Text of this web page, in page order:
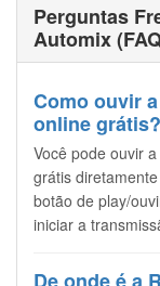
Perguntas
Automix
Como ouvir
online grátis?
Você pode ouvir
grátis
botão de play/
iniciar a